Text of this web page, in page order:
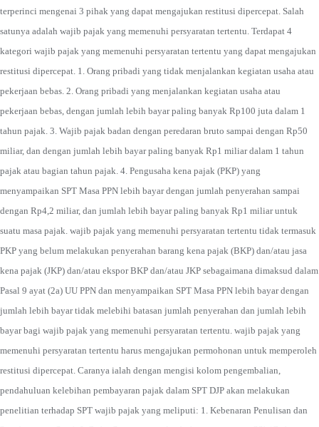
terperinci mengenai 3 pihak yang dapat mengajukan restitusi dipercepat. Salah
satunya adalah wajib pajak yang memenuhi persyaratan tertentu. Terdapat 4
kategori wajib pajak yang memenuhi persyaratan tertentu yang dapat mengajukan
restitusi dipercepat. 1. Orang pribadi yang tidak menjalankan kegiatan usaha atau
pekerjaan bebas. 2. Orang pribadi yang menjalankan kegiatan usaha atau
pekerjaan bebas, dengan jumlah lebih bayar paling banyak Rp100 juta dalam 1
tahun pajak. 3. Wajib pajak badan dengan peredaran bruto sampai dengan Rp50
miliar, dan dengan jumlah lebih bayar paling banyak Rp1 miliar dalam 1 tahun
pajak atau bagian tahun pajak. 4. Pengusaha kena pajak (PKP) yang
menyampaikan SPT Masa PPN lebih bayar dengan jumlah penyerahan sampai
dengan Rp4,2 miliar, dan jumlah lebih bayar paling banyak Rp1 miliar untuk
suatu masa pajak. wajib pajak yang memenuhi persyaratan tertentu tidak termasuk
PKP yang belum melakukan penyerahan barang kena pajak (BKP) dan/atau jasa
kena pajak (JKP) dan/atau ekspor BKP dan/atau JKP sebagaimana dimaksud dalam
Pasal 9 ayat (2a) UU PPN dan menyampaikan SPT Masa PPN lebih bayar dengan
jumlah lebih bayar tidak melebihi batasan jumlah penyerahan dan jumlah lebih
bayar bagi wajib pajak yang memenuhi persyaratan tertentu. wajib pajak yang
memenuhi persyaratan tertentu harus mengajukan permohonan untuk memperoleh
restitusi dipercepat. Caranya ialah dengan mengisi kolom pengembalian,
pendahuluan kelebihan pembayaran pajak dalam SPT DJP akan melakukan
penelitian terhadap SPT wajib pajak yang meliputi: 1. Kebenaran Penulisan dan